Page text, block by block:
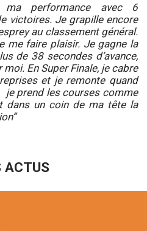
performance avec 6
victoires. Je grapille encore
au classement général.
me faire plaisir. Je gagne la
de 38 secondes d’avance,
En Super Finale, je cabre
et je remonte quand
je prend les courses comme
dans un coin de ma tête la
ACTUS